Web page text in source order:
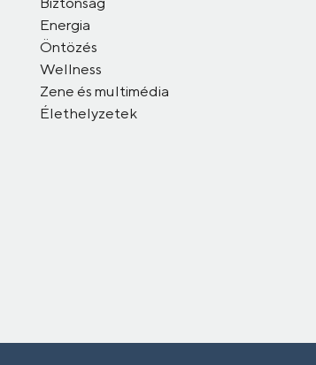
Energia
Öntözés
Wellness
Zene és multimédia
Élethelyzetek